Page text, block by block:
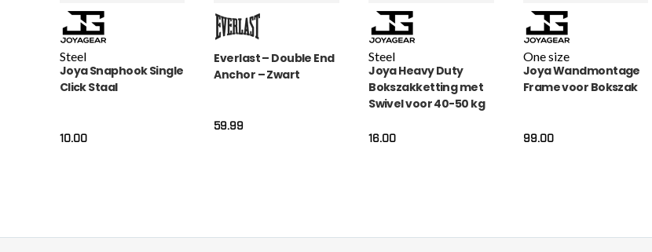
Steel
Joya Snaphook Single
Click Staal
10.00
Everlast – Double End
Anchor – Zwart
59.99
Steel
Joya Heavy Duty
Bokszakketting met
Swivel voor 40-50 kg
16.00
One size
Joya Wandmontage
Frame voor Bokszak
99.00